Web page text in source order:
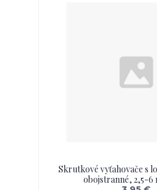
Skrutkové vyťahovače s
obojstranné, 2,5-6